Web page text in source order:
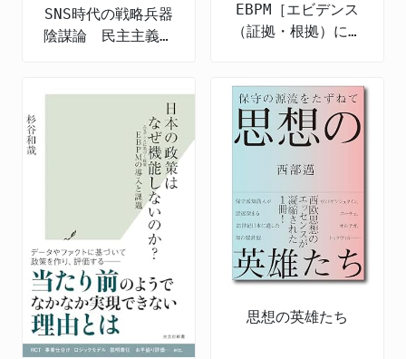
SNS時代の戦略兵器
陰謀論 民主主義を
EBPM［エビデンス
（証拠・根拠）に基
政策形成
思想の英雄たち